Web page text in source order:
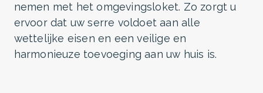
nemen met het omgevingsloket. Zo zorgt u
ervoor dat uw serre voldoet aan alle
wettelijke eisen en een veilige en
harmonieuze toevoeging aan uw huis is.